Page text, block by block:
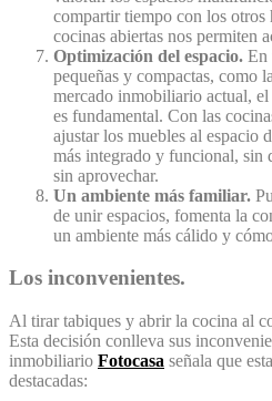
compartir tiempo con los otros
cocinas abiertas nos permiten
Optimización del espacio. En
pequeñas y compactas, como
mercado inmobiliario actual,
es fundamental. Con las
ajustar los muebles al espacio
más integrado y funcional, sin
sin aprovechar.
Un ambiente más familiar.
de unir espacios, fomenta la
un ambiente más cálido y
Los inconvenientes.
Al tirar tabiques y abrir la cocina al
Esta decisión conlleva sus
inmobiliario Fotocasa señala que
destacadas: